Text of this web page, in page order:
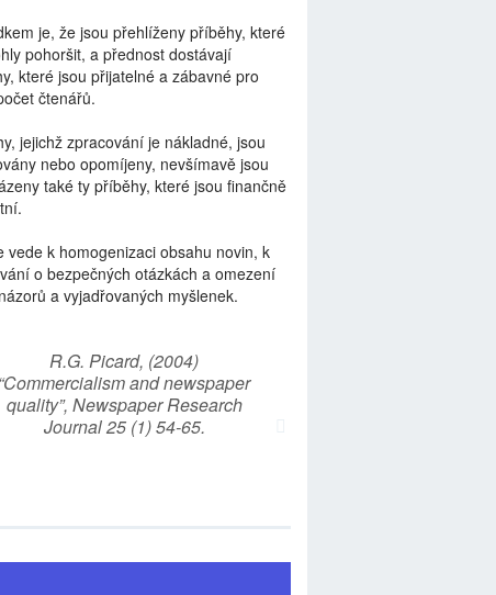
je, že jsou přehlíženy příběhy, které
pohoršit, a přednost dostávají
které jsou přijatelné a zábavné pro
čtenářů.
jejichž zpracování je nákladné, jsou
nebo opomíjeny, nevšímavě jsou
také ty příběhy, které jsou finančně
vede k homogenizaci obsahu novin, k
o bezpečných otázkách a omezení
a vyjadřovaných myšlenek.
R.G. Picard, (2004)
“Commercialism and newspaper
quality”, Newspaper Research
Journal 25 (1) 54-65.